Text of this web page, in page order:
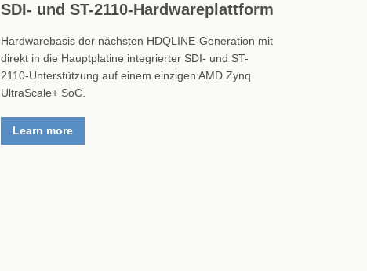
SDI- und ST-2110-Hardwareplattform
Hardwarebasis der nächsten HDQLINE-Generation mit
direkt in die Hauptplatine integrierter SDI- und ST-
2110-Unterstützung auf einem einzigen AMD Zynq
UltraScale+ SoC.
Learn more